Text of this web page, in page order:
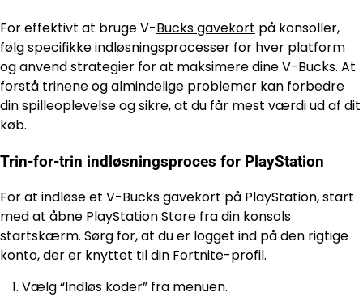
For effektivt at bruge V-Bucks gavekort på konsoller,
følg specifikke indløsningsprocesser for hver platform
og anvend strategier for at maksimere dine V-Bucks. At
forstå trinene og almindelige problemer kan forbedre
din spilleoplevelse og sikre, at du får mest værdi ud af dit
køb.
Trin-for-trin indløsningsproces for PlayStation
For at indløse et V-Bucks gavekort på PlayStation, start
med at åbne PlayStation Store fra din konsols
startskærm. Sørg for, at du er logget ind på den rigtige
konto, der er knyttet til din Fortnite-profil.
Vælg “Indløs koder” fra menuen.